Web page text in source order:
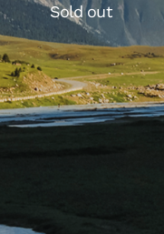
Sold out